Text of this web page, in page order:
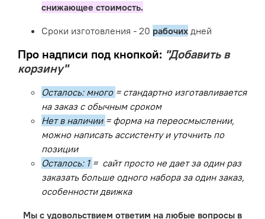
снижающее стоимость.
Сроки изготовления - 20 рабочих дней
Про надписи под кнопкой: "Добавить в
корзину"
Осталось: много = стандартно изготавливается
на заказ с обычным сроком
Нет в наличии = форма на переосмыслении,
можно написать ассистенту и уточнить по
позиции
Осталось: 1 = сайт просто не дает за один раз
заказать больше одного набора за один заказ,
особенности движка
Мы с удовольствием ответим на любые вопросы в